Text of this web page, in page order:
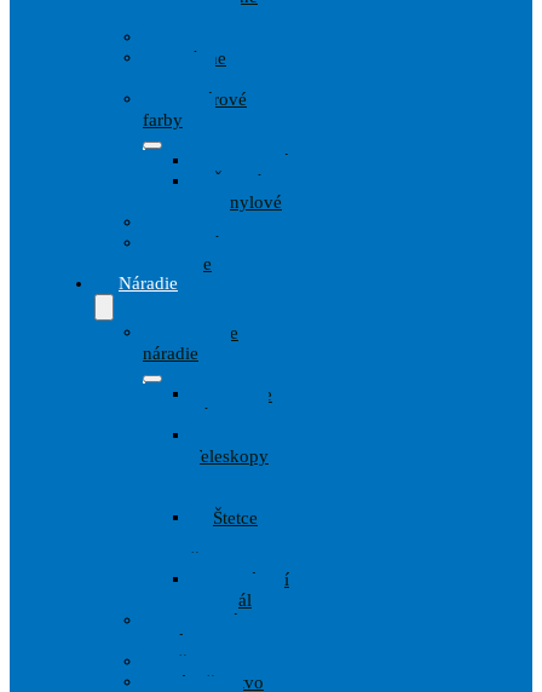
Fasádne
Interiérové
farby
Disperzné
Špeciálne
Vinylové
Penetrácie
Spreje
Náradie
Maliarske
náradie
Lepiace
pásky
Teleskopy
Štetce
štetky
Zakrývací
materiál
Ochranné
pomôcky
Pištole
Príslušenstvo